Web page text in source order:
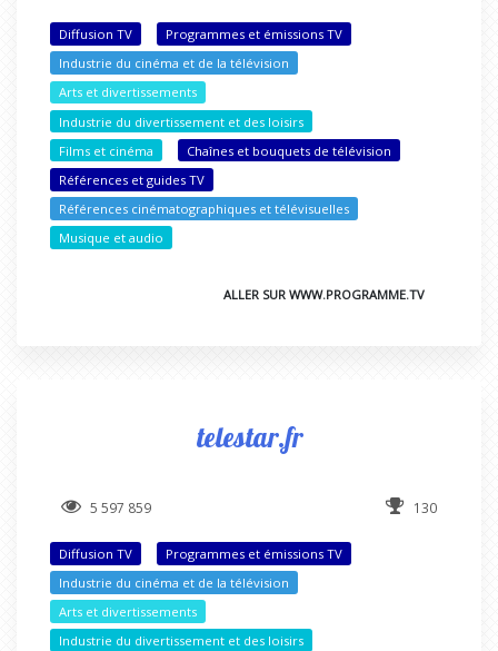
Diffusion TV
Programmes et émissions TV
Industrie du cinéma et de la télévision
Arts et divertissements
Industrie du divertissement et des loisirs
Films et cinéma
Chaînes et bouquets de télévision
Références et guides TV
Références cinématographiques et télévisuelles
Musique et audio
ALLER SUR WWW.PROGRAMME.TV
telestar.fr
5 597 859 130
Diffusion TV
Programmes et émissions TV
Industrie du cinéma et de la télévision
Arts et divertissements
Industrie du divertissement et des loisirs